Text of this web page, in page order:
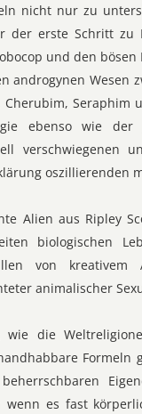
nicht nur zu
erste Schritt zu
und den
androgynen
ebenso wie
verschwiegenen
oszillierenden
Alien aus Ripley
biologischen
von kreativem
animalischer
die
Formeln
wenn es fast